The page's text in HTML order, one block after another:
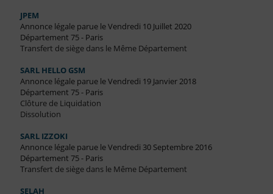
JPEM
Annonce légale parue le Vendredi 10 Juillet 2020
Département 75 - Paris
Transfert de siège dans le Même Département
SARL HELLO GSM
Annonce légale parue le Vendredi 19 Janvier 2018
Département 75 - Paris
Clôture de Liquidation
Dissolution
SARL IZZOKI
Annonce légale parue le Vendredi 30 Septembre 2016
Département 75 - Paris
Transfert de siège dans le Même Département
SELAH